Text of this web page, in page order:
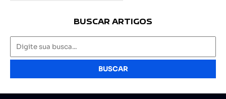
BUSCAR ARTIGOS
BUSCAR